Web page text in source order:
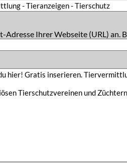
Adresse Ihrer Webseite (URL)